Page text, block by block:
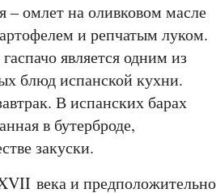
– омлет на оливковом масле
и репчатым луком.
является одним из
блюд испанской кухни.
В испанских барах
в бутерброде,
закуски.
века и предположительно